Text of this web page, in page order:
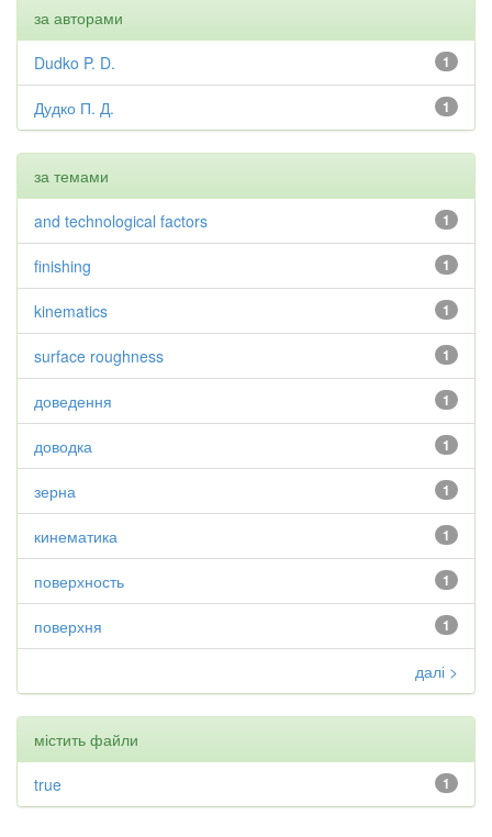
за авторами
1
Dudko P. D.
1
Дудко П. Д.
за темами
1
and technological factors
1
finishing
1
kinematics
1
surface roughness
1
доведення
1
доводка
1
зерна
1
кинематика
1
поверхность
1
поверхня
далі >
містить файли
1
true